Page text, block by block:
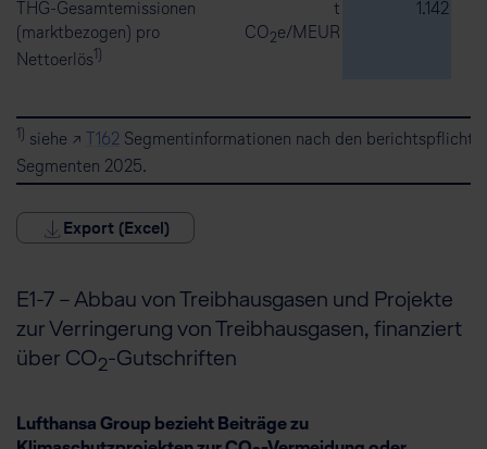
THG-Gesamtemissionen
(marktbezogen) pro
Nettoerlös1)
t
CO2e/MEUR
1.142
1) siehe ↗ T162 Segmentinformationen nach den
Segmenten 2025.
Export (Excel)
E1-7 – Abbau von Treibhausgasen und Projekte
zur Verringerung von Treibhausgasen, finanziert
über CO2-Gutschriften
Lufthansa Group bezieht Beiträge zu